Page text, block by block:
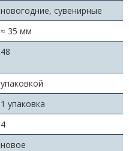
новогодние, сувенирные
≈ 35 мм
48
упаковкой
1 упаковка
4
новое